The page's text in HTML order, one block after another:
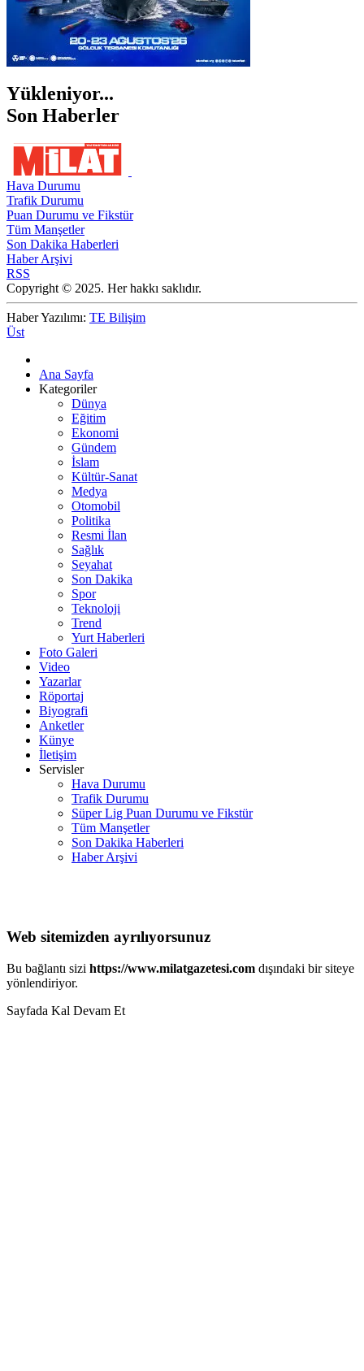
Yükleniyor...
Son Haberler
Hava Durumu
Trafik Durumu
Puan Durumu ve Fikstür
Tüm Manşetler
Son Dakika Haberleri
Haber Arşivi
RSS
Copyright © 2025. Her hakkı saklıdır.
Haber Yazılımı: TE Bilişim
Üst
Ana Sayfa
Kategoriler
Dünya
Eğitim
Ekonomi
Gündem
İslam
Kültür-Sanat
Medya
Otomobil
Politika
Resmi İlan
Sağlık
Seyahat
Son Dakika
Spor
Teknoloji
Trend
Yurt Haberleri
Foto Galeri
Video
Yazarlar
Röportaj
Biyografi
Anketler
Künye
İletişim
Servisler
Hava Durumu
Trafik Durumu
Süper Lig Puan Durumu ve Fikstür
Tüm Manşetler
Son Dakika Haberleri
Haber Arşivi
Web sitemizden ayrılıyorsunuz
Bu bağlantı sizi https://www.milatgazetesi.com dışındaki bir siteye
yönlendiriyor.
Sayfada Kal Devam Et